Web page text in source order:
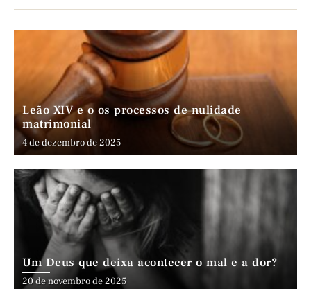
Leão XIV e o os processos de nulidade
matrimonial
4 de dezembro de 2025
Um Deus que deixa acontecer o mal e a dor?
20 de novembro de 2025